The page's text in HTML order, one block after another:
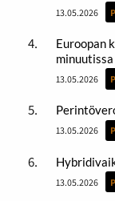
13.05.2026
Euroopan
minuutissa
13.05.2026
13.05.2026
13.05.2026